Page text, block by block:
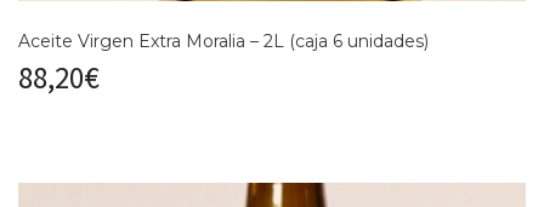
Aceite Virgen Extra Moralia – 2L (caja 6 unidades)
88,20€